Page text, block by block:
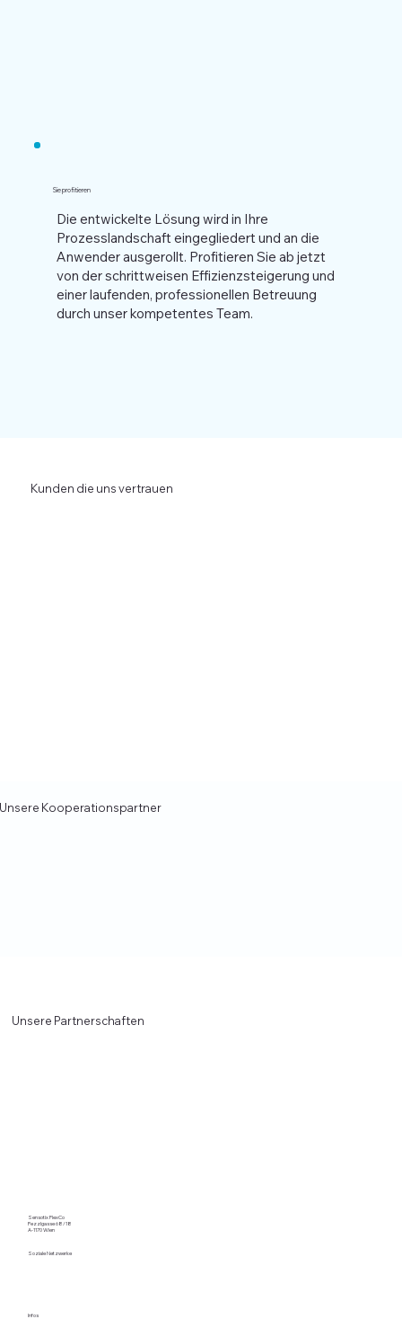
Die entwickelte Lösung wird in Ihre
Prozesslandschaft eingegliedert und an die
Anwender ausgerollt. Profitieren Sie ab jetzt
von der schrittweisen Effizienzsteigerung und
einer laufenden, professionellen Betreuung
durch unser kompetentes Team.
Sie profitieren
Kunden die uns vertrauen
Unsere Kooperationspartner
Unsere Partnerschaften
Sensotix FlexCo
Pezzlgasse 68/18
A-1170 Wien
Soziale Netzwerke
Infos